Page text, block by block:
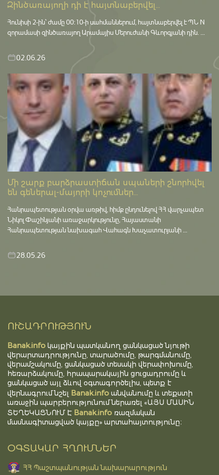
Զինծառայողի դի է հայտնաբերվել...
Հունիսի 2-ին՝ ժամը 00:10-ի սահմաններում, հայտնաբերվել է ՊՆ N
զորամասի զինծառայող Արամայիս Մերուժանի Գևորգյանի դին. ...
02.06.26
Մի շարք բարձրաստիճան սպաների շնորհվել
են գեներալ-մայորի կոչումներ...
Հանրապետության օրվա առթիվ, հիմք ընդունելով ՀՀ վարչապետ
Նիկոլ Փաշինյանի առաջարկությունը, Հայաստանի
Հանրապետության նախագահ Վահագն Խաչատուրյանի ...
28.05.26
ՈՒՇԱԴՐՈՒԹՅՈՒՆ
Banak.info կայքին պատկանող ցանկացած նյութի
վերարտադրությունը, տարածումը, թարգմանումը,
վերամշակումը, ցանկացած տեսակի վերափոխումը,
հեռարձակումը, հրապարակային ցուցադրումը և
ցանկացած այլ ձևով օգտագործելիս, պետք է
վերնագրում նշել Banak.info անվանումը և տեքստի
առաջին պարբերությունում ներառել «ԱՅՍ ՄԱՍԻՆ
ՏԵՂԵԿԱՑՆՈՒՄ Է Banak.info ռազմական
մասնագիտացված կայքը» արտահայտությունը։
ՕԳՏԱԿԱՐ ՀՂՈՒՄՆԵՐ
ՀՀ Պաշտպանության նախարարություն